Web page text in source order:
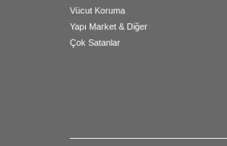
Vücut Koruma
Yapı Market & Diğer
Çok Satanlar